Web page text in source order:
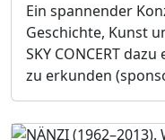
Ein spannender
Geschichte, Kunst
SKY CONCERT
zu erkunden